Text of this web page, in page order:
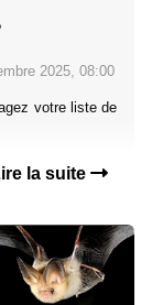
2025, 08:00
votre liste de
la suite